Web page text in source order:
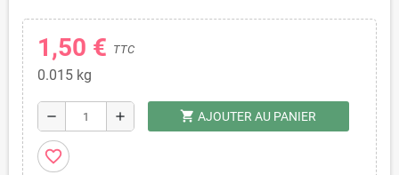
1,50 € TTC
0.015 kg
remove add shopping_cart AJOUTER AU PANIER
favorite_border